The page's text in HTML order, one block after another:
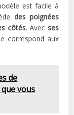
est facile à
des poignées
côtés. Avec ses
correspond aux
de
vous